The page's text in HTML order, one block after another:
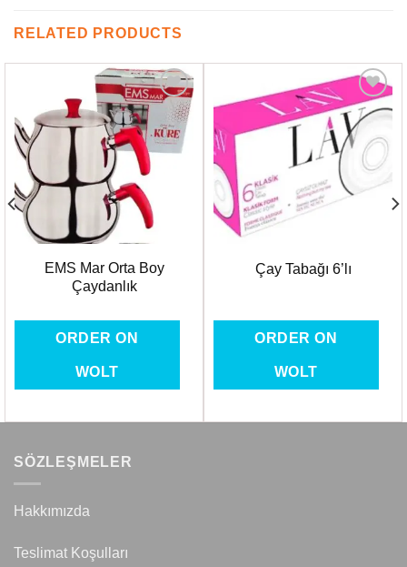
RELATED PRODUCTS
Favorilere
Ekle
EMS Mar Orta Boy
Çaydanlık
ORDER ON
WOLT
Favorilere
Ekle
Çay Tabağı 6’lı
ORDER ON
WOLT
SÖZLEŞMELER
Hakkımızda
Teslimat Koşulları